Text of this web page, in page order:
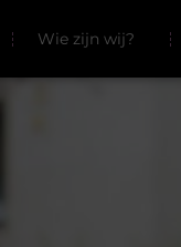
Wie zijn wij?